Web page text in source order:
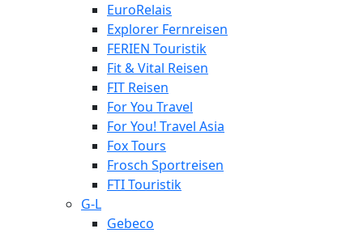
EuroRelais
Explorer Fernreisen
FERIEN Touristik
Fit & Vital Reisen
FIT Reisen
For You Travel
For You! Travel Asia
Fox Tours
Frosch Sportreisen
FTI Touristik
G-L
Gebeco